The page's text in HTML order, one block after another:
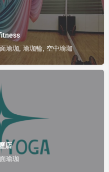
瑜珈, 瑜珈輪, 空中瑜珈
店
瑜珈